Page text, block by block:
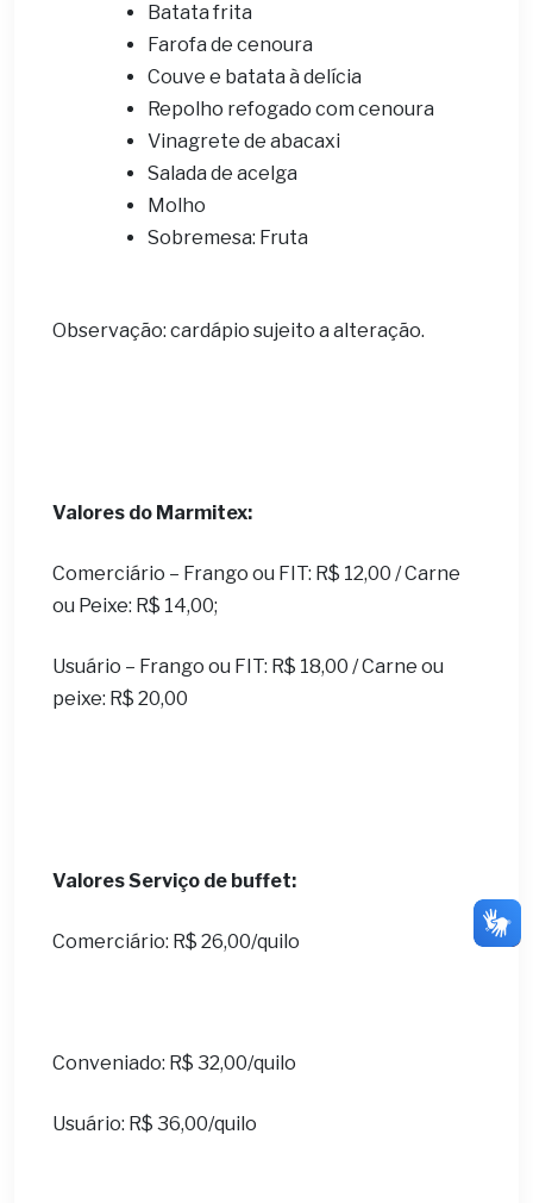
Batata frita
Farofa de cenoura
Couve e batata à delícia
Repolho refogado com cenoura
Vinagrete de abacaxi
Salada de acelga
Molho
Sobremesa: Fruta
Observação: cardápio sujeito a alteração.
Valores do Marmitex:
Comerciário – Frango ou FIT: R$ 12,00 / Carne
ou Peixe: R$ 14,00;
Usuário – Frango ou FIT: R$ 18,00 / Carne ou
peixe: R$ 20,00
Valores Serviço de buffet:
Comerciário: R$ 26,00/quilo
Conveniado: R$ 32,00/quilo
Usuário: R$ 36,00/quilo